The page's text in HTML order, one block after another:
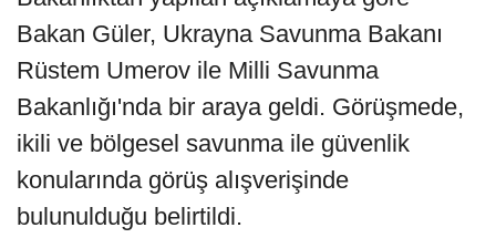
Bakan Güler, Ukrayna Savunma Bakanı
Rüstem Umerov ile Milli Savunma
Bakanlığı'nda bir araya geldi. Görüşmede,
ikili ve bölgesel savunma ile güvenlik
konularında görüş alışverişinde
bulunulduğu belirtildi.